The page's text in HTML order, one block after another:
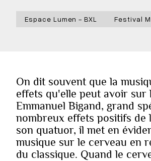
Espace Lumen - BXL Festival
On dit souvent que la
effets qu'elle peut avoir sur
Emmanuel Bigand, grand
nombreux effets positifs de
son quatuor, il met en
musique sur le cerveau en
du classique. Quand le